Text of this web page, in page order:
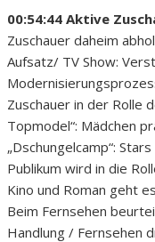
00:54:44 Aktive
Zuschauer daheim
Aufsatz/ TV Show:
Zuschauer in der Rolle
Topmodel“: Mädchen
„Dschungelcamp“:
Publikum wird in die
Kino und Roman geht
Beim Fernsehen
Handlung / Fernsehen